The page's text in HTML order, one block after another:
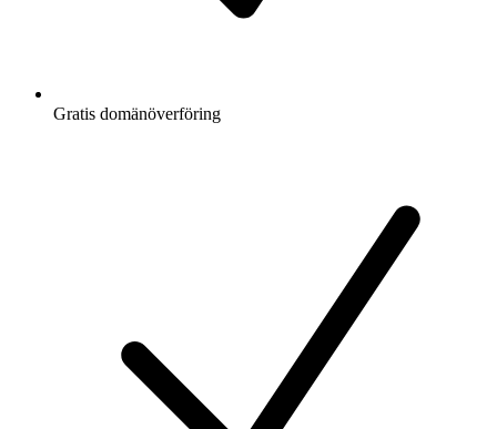
Gratis domänöverföring